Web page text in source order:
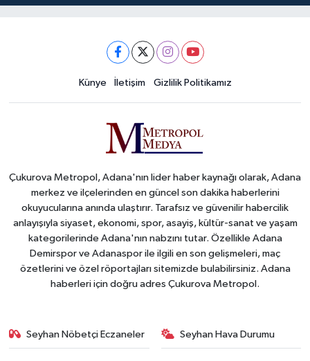
Künye İletişim Gizlilik Politikamız
Çukurova Metropol, Adana'nın lider haber kaynağı olarak, Adana
merkez ve ilçelerinden en güncel son dakika haberlerini
okuyucularına anında ulaştırır. Tarafsız ve güvenilir habercilik
anlayışıyla siyaset, ekonomi, spor, asayiş, kültür-sanat ve yaşam
kategorilerinde Adana'nın nabzını tutar. Özellikle Adana
Demirspor ve Adanaspor ile ilgili en son gelişmeleri, maç
özetlerini ve özel röportajları sitemizde bulabilirsiniz. Adana
haberleri için doğru adres Çukurova Metropol.
Seyhan Nöbetçi Eczaneler Seyhan Hava Durumu